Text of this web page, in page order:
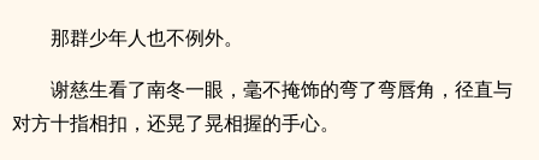
那群少年人也不例外。
谢慈生看了南冬一眼，毫不掩饰的弯了弯唇角，径直与
对方十指相扣，还晃了晃相握的手心。